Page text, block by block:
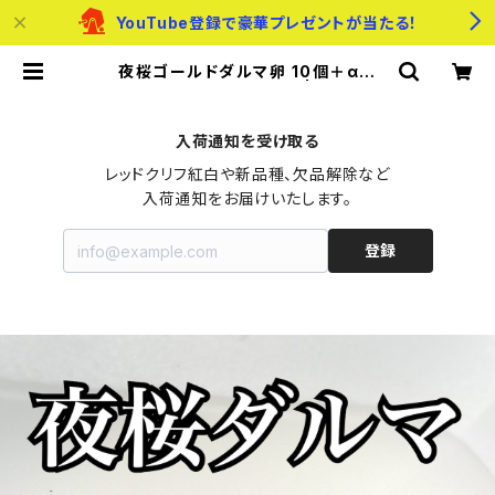
YouTube登録で豪華プレゼントが当たる！
夜桜ゴールドダルマ卵 10個＋α
入荷通知を受け取る
レッドクリフ紅白や新品種、欠品解除など
入荷通知をお届けいたします。
登録